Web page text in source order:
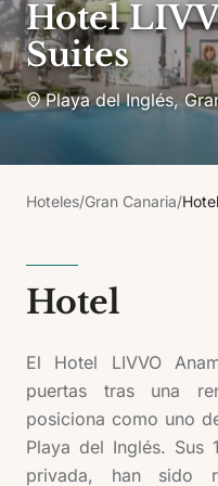
Hotel
Suites
Playa del Inglés,
Hoteles/Gran Canaria/
Hotel
El Hotel LIVVO
puertas tras una
posiciona como uno
Playa del Inglés. Sus
privada, han sido